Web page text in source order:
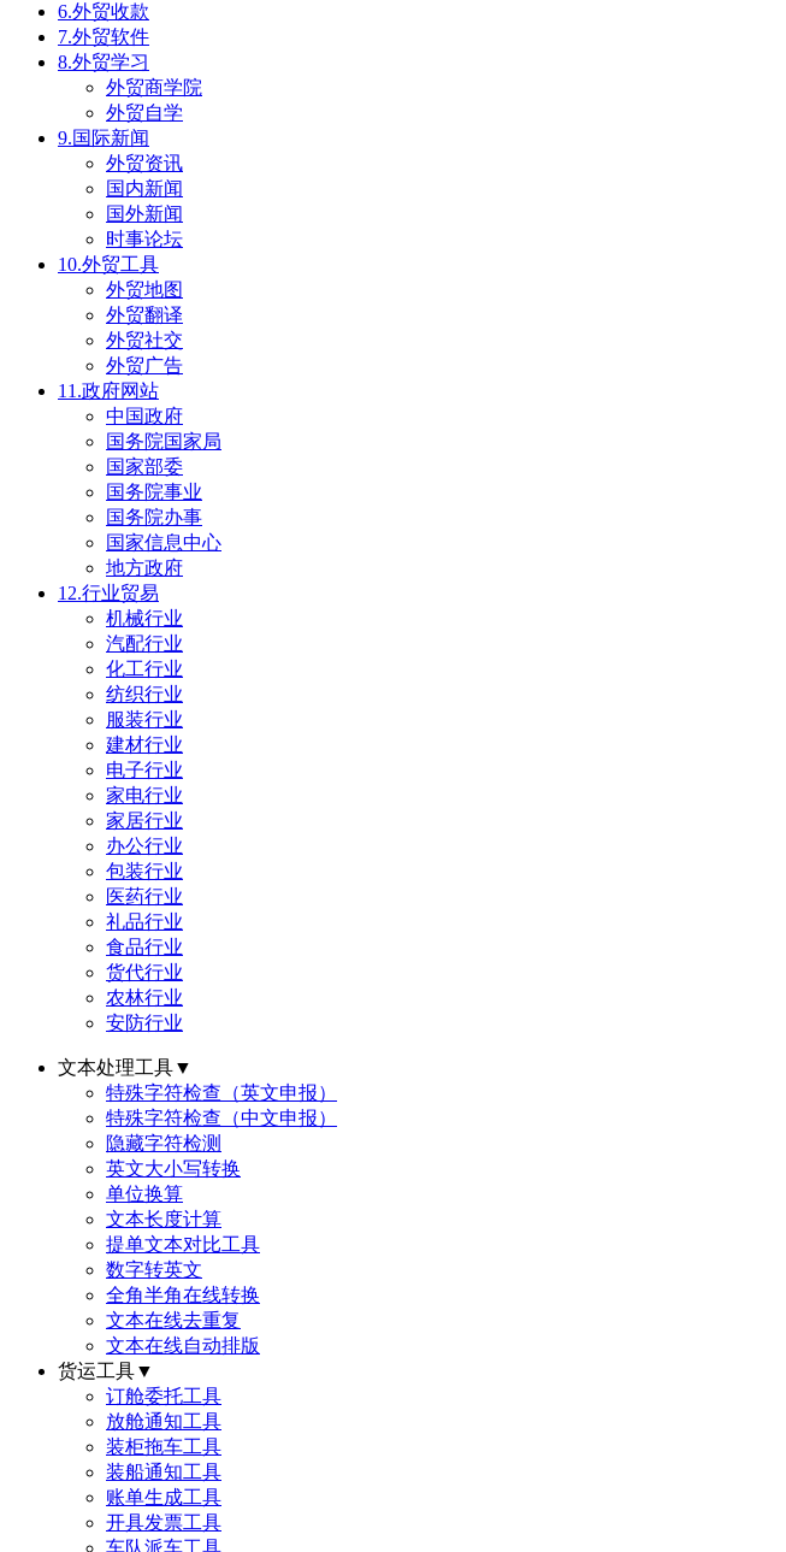
6.外贸收款
7.外贸软件
8.外贸学习
外贸商学院
外贸自学
9.国际新闻
外贸资讯
国内新闻
国外新闻
时事论坛
10.外贸工具
外贸地图
外贸翻译
外贸社交
外贸广告
11.政府网站
中国政府
国务院国家局
国家部委
国务院事业
国务院办事
国家信息中心
地方政府
12.行业贸易
机械行业
汽配行业
化工行业
纺织行业
服装行业
建材行业
电子行业
家电行业
家居行业
办公行业
包装行业
医药行业
礼品行业
食品行业
货代行业
农林行业
安防行业
文本处理工具▼
特殊字符检查（英文申报）
特殊字符检查（中文申报）
隐藏字符检测
英文大小写转换
单位换算
文本长度计算
提单文本对比工具
数字转英文
全角半角在线转换
文本在线去重复
文本在线自动排版
货运工具▼
订舱委托工具
放舱通知工具
装柜拖车工具
装船通知工具
账单生成工具
开具发票工具
车队派车工具